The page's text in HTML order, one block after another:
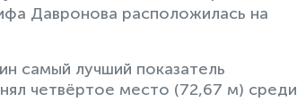
Давронова расположилась на
самый лучший показатель
четвёртое место (72,67 м) среди